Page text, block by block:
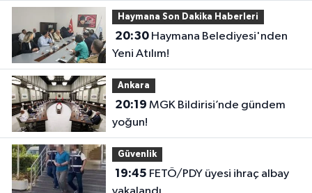
Haymana Son Dakika Haberleri
20:30Haymana Belediyesi'nden
Yeni Atılım!
Ankara
20:19
yoğun!
Güvenlik
19:45